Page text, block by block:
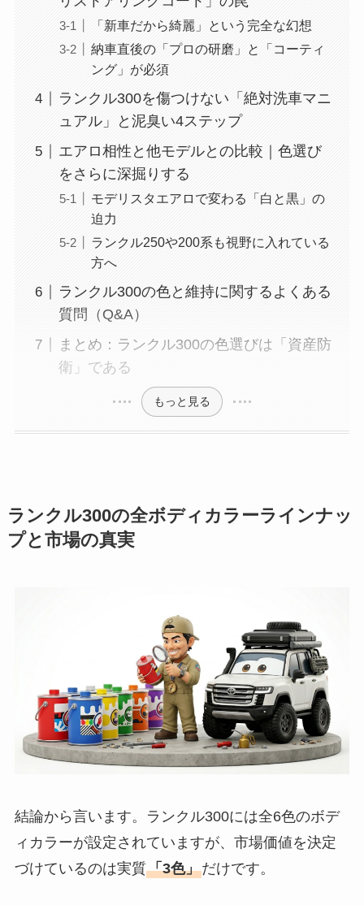
「新車だから綺麗」という完全な幻想
納車直後の「プロの研磨」と「コーティ
ング」が必須
ランクル300を傷つけない「絶対洗車マニ
ュアル」と泥臭い4ステップ
エアロ相性と他モデルとの比較｜色選び
をさらに深掘りする
モデリスタエアロで変わる「白と黒」の
迫力
ランクル250や200系も視野に入れている
方へ
ランクル300の色と維持に関するよくある
質問（Q&A）
まとめ：ランクル300の色選びは「資産防
衛」である
もっと見る
ランクル300の全ボディカラーラインナッ
プと市場の真実
結論から言います。ランクル300には全6色のボデ
ィカラーが設定されていますが、市場価値を決定
づけているのは実質「3色」だけです。